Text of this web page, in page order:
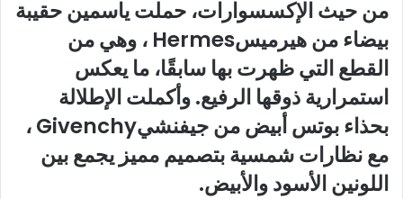
من حيث الإكسسوارات، حملت ياسمين حقيبة
بيضاء من هيرميسHermes ، وهي من
القطع التي ظهرت بها سابقًا، ما يعكس
استمرارية ذوقها الرفيع. وأكملت الإطلالة
بحذاء بوتس أبيض من جيفنشيGivenchy ،
مع نظارات شمسية بتصميم مميز يجمع بين
اللونين الأسود والأبيض.